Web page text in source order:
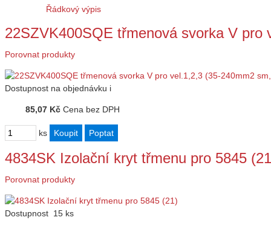
Řádkový výpis
22SZVK400SQE třmenová svorka V
Porovnat produkty
Dostupnost na objednávku i
85,07 Kč Cena bez DPH
ks
4834SK Izolační kryt třmenu pro 5845
Porovnat produkty
Dostupnost 15 ks